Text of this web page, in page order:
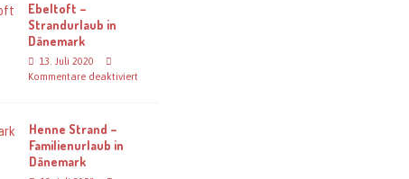
Ebeltoft –
Strandurlaub in
Dänemark
13. Juli 2020
Kommentare deaktiviert
Henne Strand –
Familienurlaub in
Dänemark